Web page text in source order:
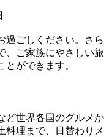
過ごしください。さら
、ご家族にやさしい旅
ができます。
ど世界各国のグルメか
料理まで、日替わりメ